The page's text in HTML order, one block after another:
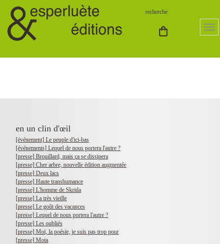
en un clin d'œil
[événement] Le peuple d'ici-bas
[événements] Lequel de nous portera l'autre ?
[presse] Brouillard, mais ça se dissipera
[presse] Cher arbre, nouvelle édition augmentée
[presse] Deux lacs
[presse] Haute transhumance
[presse] L'homme de Skrida
[presse] La très vieille
[presse] Le goût des vacances
[presse] Lequel de nous portera l'autre ?
[presse] Les oubliés
[presse] Moi, la poésie, je suis pas trop pour
[presse] Mota